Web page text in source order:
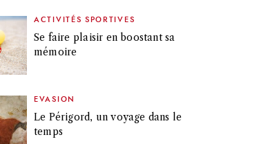
ACTIVITÉS SPORTIVES
Se faire plaisir en boostant sa
mémoire
EVASION
Le Périgord, un voyage dans le
temps